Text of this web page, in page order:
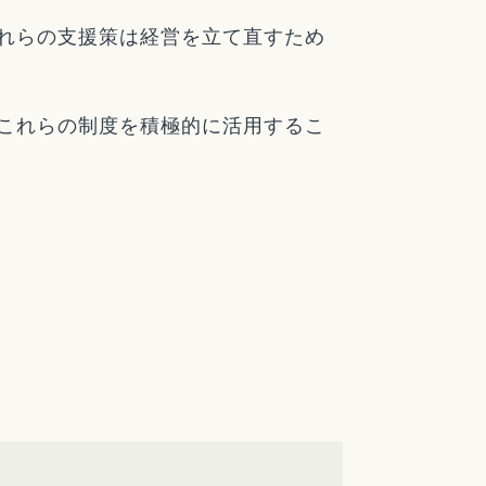
らの支援策は経営を立て直すため
れらの制度を積極的に活用するこ